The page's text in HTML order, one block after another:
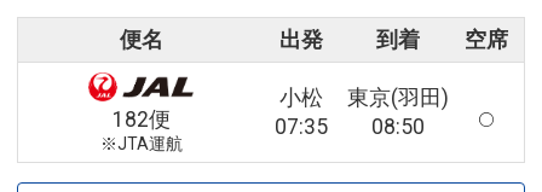
便名 出発 到着 空席
182便
※JTA運航
小松
07:35
東京(羽田)
08:50